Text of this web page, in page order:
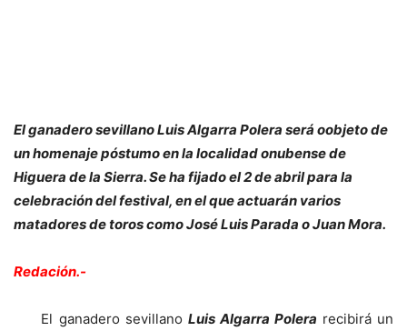
El ganadero sevillano Luis Algarra Polera será oobjeto de
un homenaje póstumo en la localidad onubense de
Higuera de la Sierra. Se ha fijado el 2 de abril para la
celebración del festival, en el que actuarán varios
matadores de toros como José Luis Parada o Juan Mora.
Redación.-
El ganadero sevillano Luis Algarra Polera recibirá un